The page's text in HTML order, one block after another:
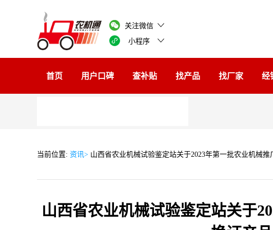
关注微信
小程序
首页 用户口碑 查补贴 找产品 找厂家 经
当前位置: 资讯> 山西省农业机械试验鉴定站关于2023年第一批农业机械
山西省农业机械试验鉴定站关于